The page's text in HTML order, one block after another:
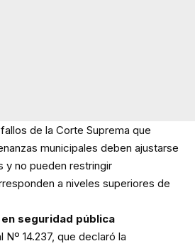
de la Corte Suprema que
municipales deben ajustarse
y no pueden restringir
a niveles superiores de
seguridad pública
14.237, que declaró la